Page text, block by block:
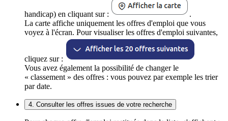
handicap) en cliquant sur :
.
La carte affiche uniquement les offres d'emploi que vous
voyez à l'écran. Pour visualiser les offres d'emploi suivantes,
cliquez sur :
Vous avez également la possibilité de changer le
« classement » des offres : vous pouvez par exemple les trier
par date.
4. Consulter les offres issues de votre recherche